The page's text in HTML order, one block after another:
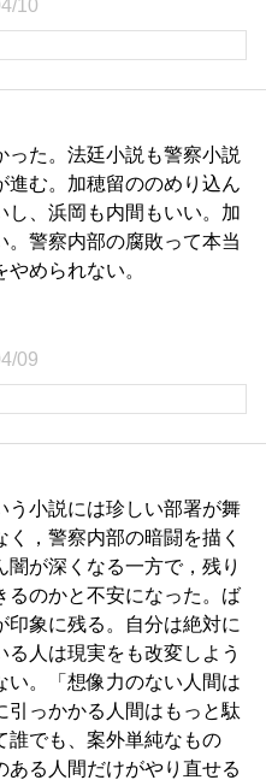
10
。法廷小説も警察小説
進む。加穂留ののめり込ん
し、浜岡も内間もいい。加
。警察内部の腐敗って本当
められない。
09
う小説には珍しい部署が舞
，警察内部の暗闘を描く
闇が深くなる一方で，残り
るのかと不安になった。ば
印象に残る。自分は絶対に
る人は現実をも改変しよう
い。「想像力のない人間は
引っかかる人間はもっと駄
誰でも、案外単純なもの
ある人間だけがやり直せる